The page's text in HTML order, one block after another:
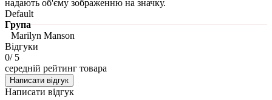
надають об'єму зображенню на значку.
Default
Група
Marilyn Manson
Відгуки
0/ 5
середній рейтинг товара
Написати відгук
Написати відгук